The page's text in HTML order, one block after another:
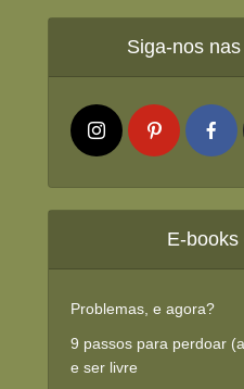
Siga-nos
E-
Problemas, e agora?
9 passos para perdoar
e ser livre